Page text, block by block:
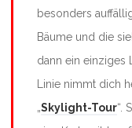
besonders
Bäume und die
dann ein einziges
Linie nimmt dich
„Skylight-Tour“.